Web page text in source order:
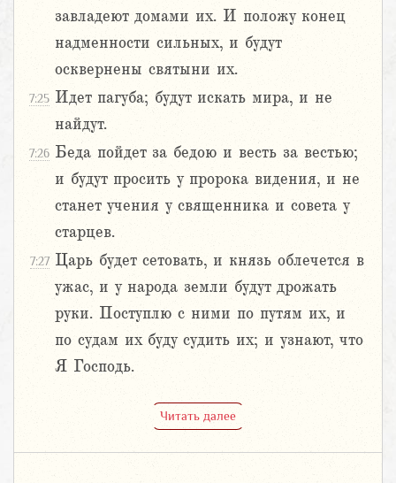
завладеют домами их. И положу конец
надменности сильных, и будут
осквернены святыни их.
7:25 Идет пагуба; будут искать мира, и не
найдут.
7:26 Беда пойдет за бедою и весть за вестью;
и будут просить у пророка видения, и не
станет учения у священника и совета у
старцев.
7:27 Царь будет сетовать, и князь облечется в
ужас, и у народа земли будут дрожать
руки. Поступлю с ними по путям их, и
по судам их буду судить их; и узнают, что
Я Господь.
Читать далее